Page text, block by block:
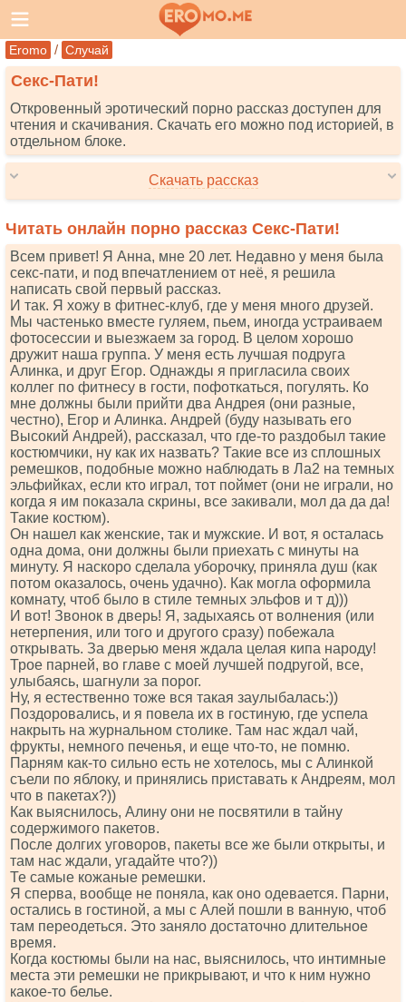
Eromo / Случай
Секс-Пати!
Откровенный эротический порно рассказ доступен для
чтения и скачивания. Скачать его можно под историей, в
отдельном блоке.
Скачать рассказ
Читать онлайн порно рассказ Секс-Пати!
Всем привет! Я Анна, мне 20 лет. Недавно у меня была
секс-пати, и под впечатлением от неё, я решила
написать свой первый рассказ.
И так. Я хожу в фитнес-клуб, где у меня много друзей.
Мы частенько вместе гуляем, пьем, иногда устраиваем
фотосессии и выезжаем за город. В целом хорошо
дружит наша группа. У меня есть лучшая подруга
Алинка, и друг Егор. Однажды я пригласила своих
коллег по фитнесу в гости, пофоткаться, погулять. Ко
мне должны были прийти два Андрея (они разные,
честно), Егор и Алинка. Андрей (буду называть его
Высокий Андрей), рассказал, что где-то раздобыл такие
костюмчики, ну как их назвать? Такие все из сплошных
ремешков, подобные можно наблюдать в Ла2 на темных
эльфийках, если кто играл, тот поймет (они не играли, но
когда я им показала скрины, все закивали, мол да да да!
Такие костюм).
Он нашел как женские, так и мужские. И вот, я осталась
одна дома, они должны были приехать с минуты на
минуту. Я наскоро сделала уборочку, приняла душ (как
потом оказалось, очень удачно). Как могла оформила
комнату, чтоб было в стиле темных эльфов и т д)))
И вот! Звонок в дверь! Я, задыхаясь от волнения (или
нетерпения, или того и другого сразу) побежала
открывать. За дверью меня ждала целая кипа народу!
Трое парней, во главе с моей лучшей подругой, все,
улыбаясь, шагнули за порог.
Ну, я естественно тоже вся такая заулыбалась:))
Поздоровались, и я повела их в гостиную, где успела
накрыть на журнальном столике. Там нас ждал чай,
фрукты, немного печенья, и еще что-то, не помню.
Парням как-то сильно есть не хотелось, мы с Алинкой
съели по яблоку, и принялись приставать к Андреям, мол
что в пакетах?))
Как выяснилось, Алину они не посвятили в тайну
содержимого пакетов.
После долгих уговоров, пакеты все же были открыты, и
там нас ждали, угадайте что?))
Те самые кожаные ремешки.
Я сперва, вообще не поняла, как оно одевается. Парни,
остались в гостиной, а мы с Алей пошли в ванную, чтоб
там переодеться. Это заняло достаточно длительное
время.
Когда костюмы были на нас, выяснилось, что интимные
места эти ремешки не прикрывают, и что к ним нужно
какое-то белье.